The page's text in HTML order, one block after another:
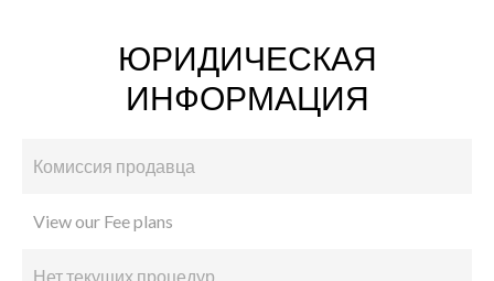
ЮРИДИЧЕСКАЯ
ИНФОРМАЦИЯ
Комиссия продавца
View our Fee plans
Нет текущих процедур